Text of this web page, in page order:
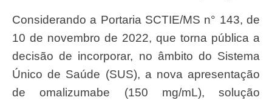
Considerando a Portaria SCTIE/MS n° 143, de
10 de novembro de 2022, que torna pública a
decisão de incorporar, no âmbito do Sistema
Único de Saúde (SUS), a nova apresentação
de omalizumabe (150 mg/mL), solução